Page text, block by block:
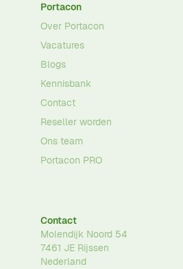
Portacon
Over Portacon
Vacatures
Blogs
Kennisbank
Contact
Reseller worden
Ons team
Portacon PRO
Contact
Molendijk Noord 54
7461 JE Rijssen
Nederland